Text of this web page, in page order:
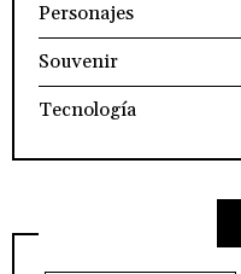
Personajes
Souvenir
Tecnología